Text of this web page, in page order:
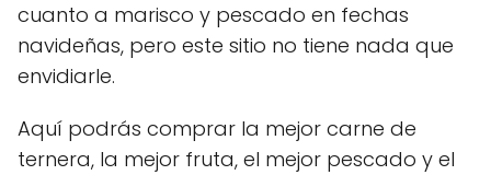
cuanto a marisco y pescado en fechas
navideñas, pero este sitio no tiene nada que
envidiarle.
Aquí podrás comprar la mejor carne de
ternera, la mejor fruta, el mejor pescado y el